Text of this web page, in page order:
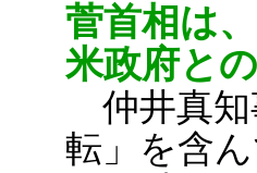
菅首相は
米政府と
仲井真知
転」を含